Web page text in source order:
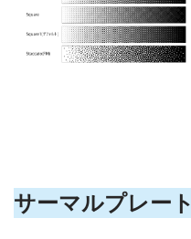
サーマルプレート